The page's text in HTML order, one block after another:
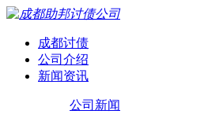
成都讨债
公司介绍
新闻资讯
公司新闻